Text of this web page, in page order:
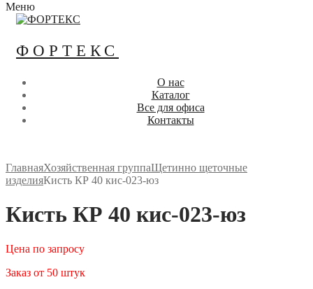
Меню
ФОРТЕКС
О нас
Каталог
Все для офиса
Контакты
ГлавнаяХозяйственная группаЩетинно щеточные
изделияКисть КР 40 кис-023-юз
Кисть КР 40 кис-023-юз
Цена по запросу
Заказ от 50 штук